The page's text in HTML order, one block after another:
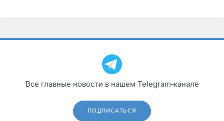
Все главные новости в нашем Telegram‑канале
ПОДПИСАТЬСЯ